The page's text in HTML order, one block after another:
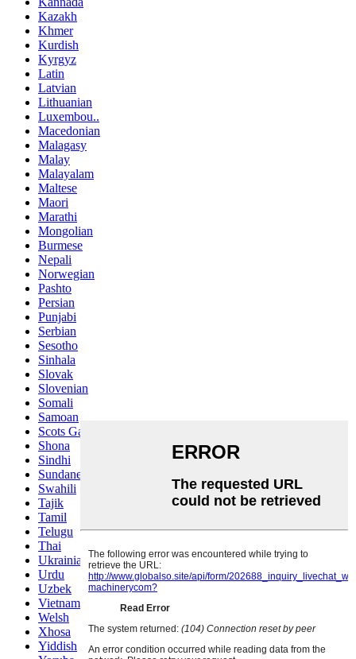
Kazakh
Khmer
Kurdish
Kyrgyz
Latin
Latvian
Lithuanian
Luxembou..
Macedonian
Malagasy
Malay
Malayalam
Maltese
Maori
Marathi
Mongolian
Burmese
Nepali
Norwegian
Pashto
Persian
Punjabi
Serbian
Sesotho
Sinhala
Slovak
Slovenian
Somali
Samoan
Scots Gaelic
Shona
Sindhi
Sundanese
Swahili
Tajik
Tamil
Telugu
Thai
Ukrainian
Urdu
Uzbek
Vietnamese
Welsh
Xhosa
Yiddish